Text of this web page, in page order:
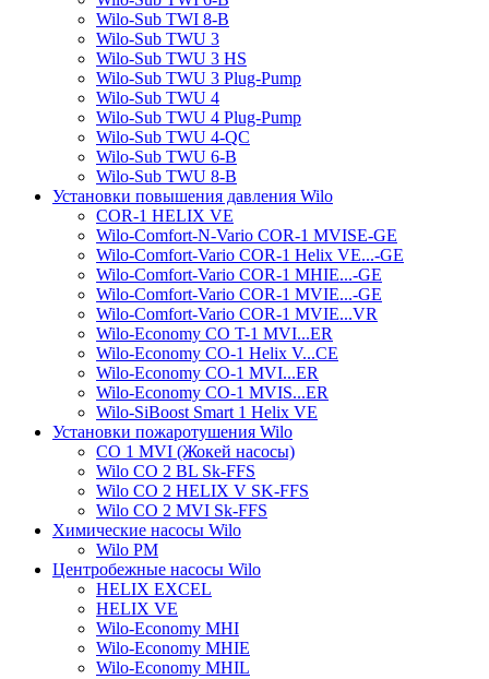
Wilo-Sub TWI 8-B
Wilo-Sub TWU 3
Wilo-Sub TWU 3 HS
Wilo-Sub TWU 3 Plug-Pump
Wilo-Sub TWU 4
Wilo-Sub TWU 4 Plug-Pump
Wilo-Sub TWU 4-QC
Wilo-Sub TWU 6-B
Wilo-Sub TWU 8-B
Установки повышения давления Wilo
COR-1 HELIX VE
Wilo-Comfort-N-Vario COR-1 MVISE-GE
Wilo-Comfort-Vario COR-1 Helix VE...-GE
Wilo-Comfort-Vario COR-1 MHIE...-GE
Wilo-Comfort-Vario COR-1 MVIE...-GE
Wilo-Comfort-Vario COR-1 MVIE...VR
Wilo-Economy CO T-1 MVI...ER
Wilo-Economy CO-1 Helix V...CE
Wilo-Economy CO-1 MVI...ER
Wilo-Economy CO-1 MVIS...ER
Wilo-SiBoost Smart 1 Helix VE
Установки пожаротушения Wilo
CO 1 MVI (Жокей насосы)
Wilo CO 2 BL Sk-FFS
Wilo CO 2 HELIX V SK-FFS
Wilo CO 2 MVI Sk-FFS
Химические насосы Wilo
Wilo PM
Центробежные насосы Wilo
HELIX EXCEL
HELIX VE
Wilo-Economy MHI
Wilo-Economy MHIE
Wilo-Economy MHIL